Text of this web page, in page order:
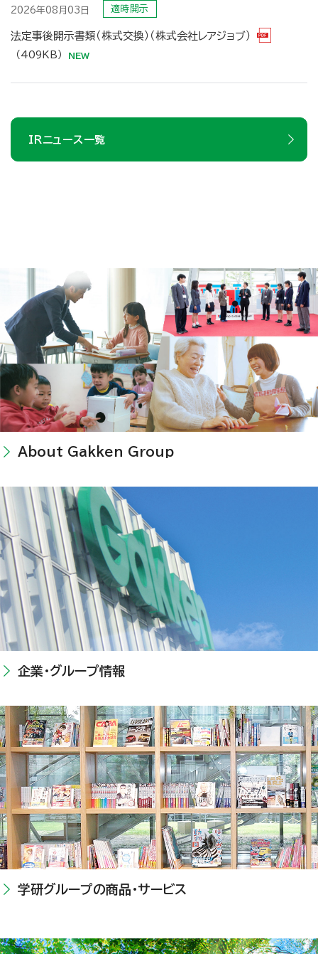
2026年08月03日 適時開示
法定事後開示書類（株式交換）（株式会社レアジョブ）
（409KB）
IRニュース一覧
About Gakken Group
企業・グループ情報
学研グループの商品・サービス